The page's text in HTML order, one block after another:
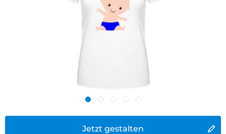
Jetzt gestalten